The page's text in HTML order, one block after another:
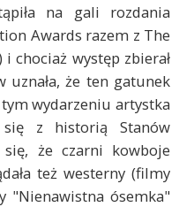
na gali rozdania
Awards razem z The
chociaż występ zbierał
uznała, że ten gatunek
wydarzeniu artystka
się z historią Stanów
się, że czarni kowboje
też westerny (filmy
"Nienawistna ósemka"